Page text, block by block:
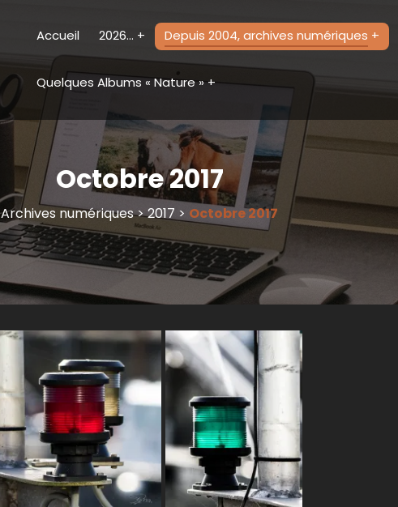
Accueil 2026… Depuis 2004, archives numériques
Quelques Albums « Nature »
Octobre 2017
Archives numériques>2017 > Octobre 2017